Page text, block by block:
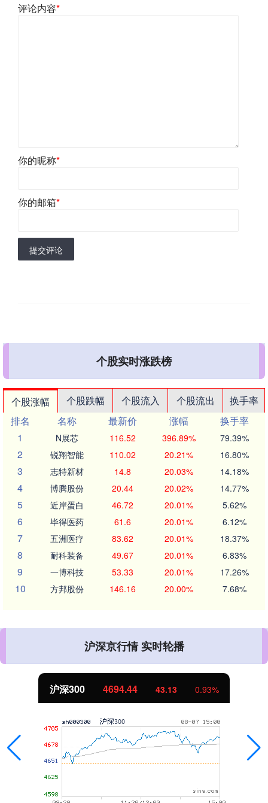
评论内容*
你的昵称*
你的邮箱*
提交评论
个股实时涨跌榜
个股涨幅 个股跌幅 个股流入 个股流出
换手率
排名
名称 最新价 涨幅
换手率
1
N展芯 116.52 396.89% 79.39%
2 锐翔智能 110.02 20.21% 16.80%
3 志特新材 14.8 20.03% 14.18%
4 博腾股份 20.44 20.02% 14.77%
5 近岸蛋白 46.72 20.01% 5.62%
6 毕得医药 61.6 20.01% 6.12%
7 五洲医疗 83.62 20.01% 18.37%
8 耐科装备 49.67 20.01% 6.83%
9 一博科技 53.33 20.01% 17.26%
10 方邦股份 146.16 20.00% 7.68%
沪深京行情 实时轮播
北证50 1134.24 11.37 1.01%